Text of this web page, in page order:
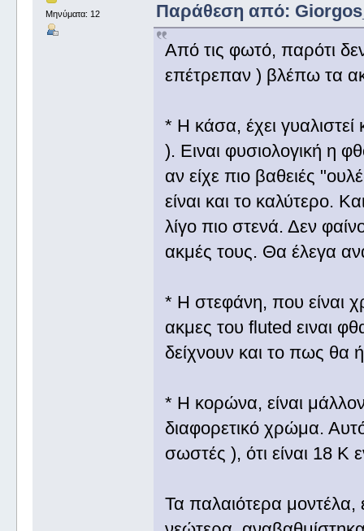
Μηνύματα: 12
Παράθεση από:
Από τις φωτό, παρότι
επέτρεπαν ) βλέπω τα
* Η κάσα, έχει γυαλιστεί
). Ειναι φυσιολογική η
αν είχε πιο βαθειές
είναι και το καλύτερο.
λίγο πιο στενά. Δεν
ακμές τους. Θα έλεγα
* Η στεφάνη, που είναι
ακμες του fluted ειναι
δείχνουν και το πως θα
* Η κορώνα, είναι μάλλον
διαφορετικό χρώμα.
σωστές ), ότι είναι 18 Κ
Τα παλαιότερα